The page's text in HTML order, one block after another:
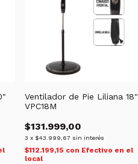
Ventilador de Pie Liliana 18"
VPC18M
$131.999,00
3 x $43.999,67 sin interés
$112.199,15 con Efectivo en el
local